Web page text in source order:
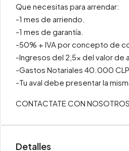
Que necesitas para arrendar:
-1 mes de arriendo.
-1 mes de garantía.
-50% + IVA por concepto de
-Ingresos del 2,5x del valor de
-Gastos Notariales 40.000 CLP.
-Tu aval debe presentar la
CONTACTATE CON
Detalles